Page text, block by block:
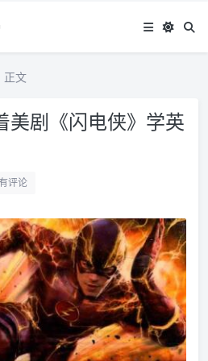
正文
美剧《闪电侠》学英
评论